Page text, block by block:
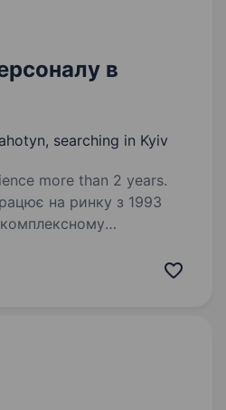
в
searching in Kyiv
more than 2 years.
на ринку з 1993
Ми пропонуємо широкий